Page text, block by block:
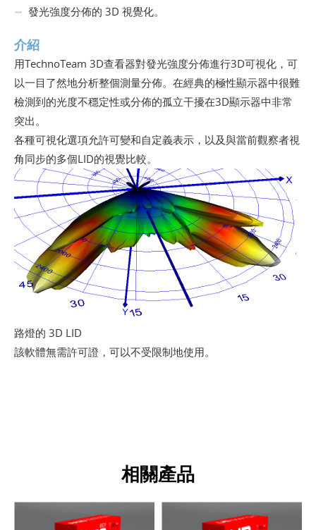
發光強度分佈的 3D 視覺化。
介紹
用TechnoTeam 3D查看器對發光強度分佈進行3D可視化，可
以一目了然地分析整個測量分佈。在經典的極性顯示器中很難
檢測到的光度不穩定性或分佈的孤立干擾在3D顯示器中非常
突出。
各種可視化選項允許可變和自定義表示，以及與當前觀察者視
角同步的多個LID的視覺比較。
路燈的 3D LID
該軟體無需許可證，可以不受限制地使用。
相關產品